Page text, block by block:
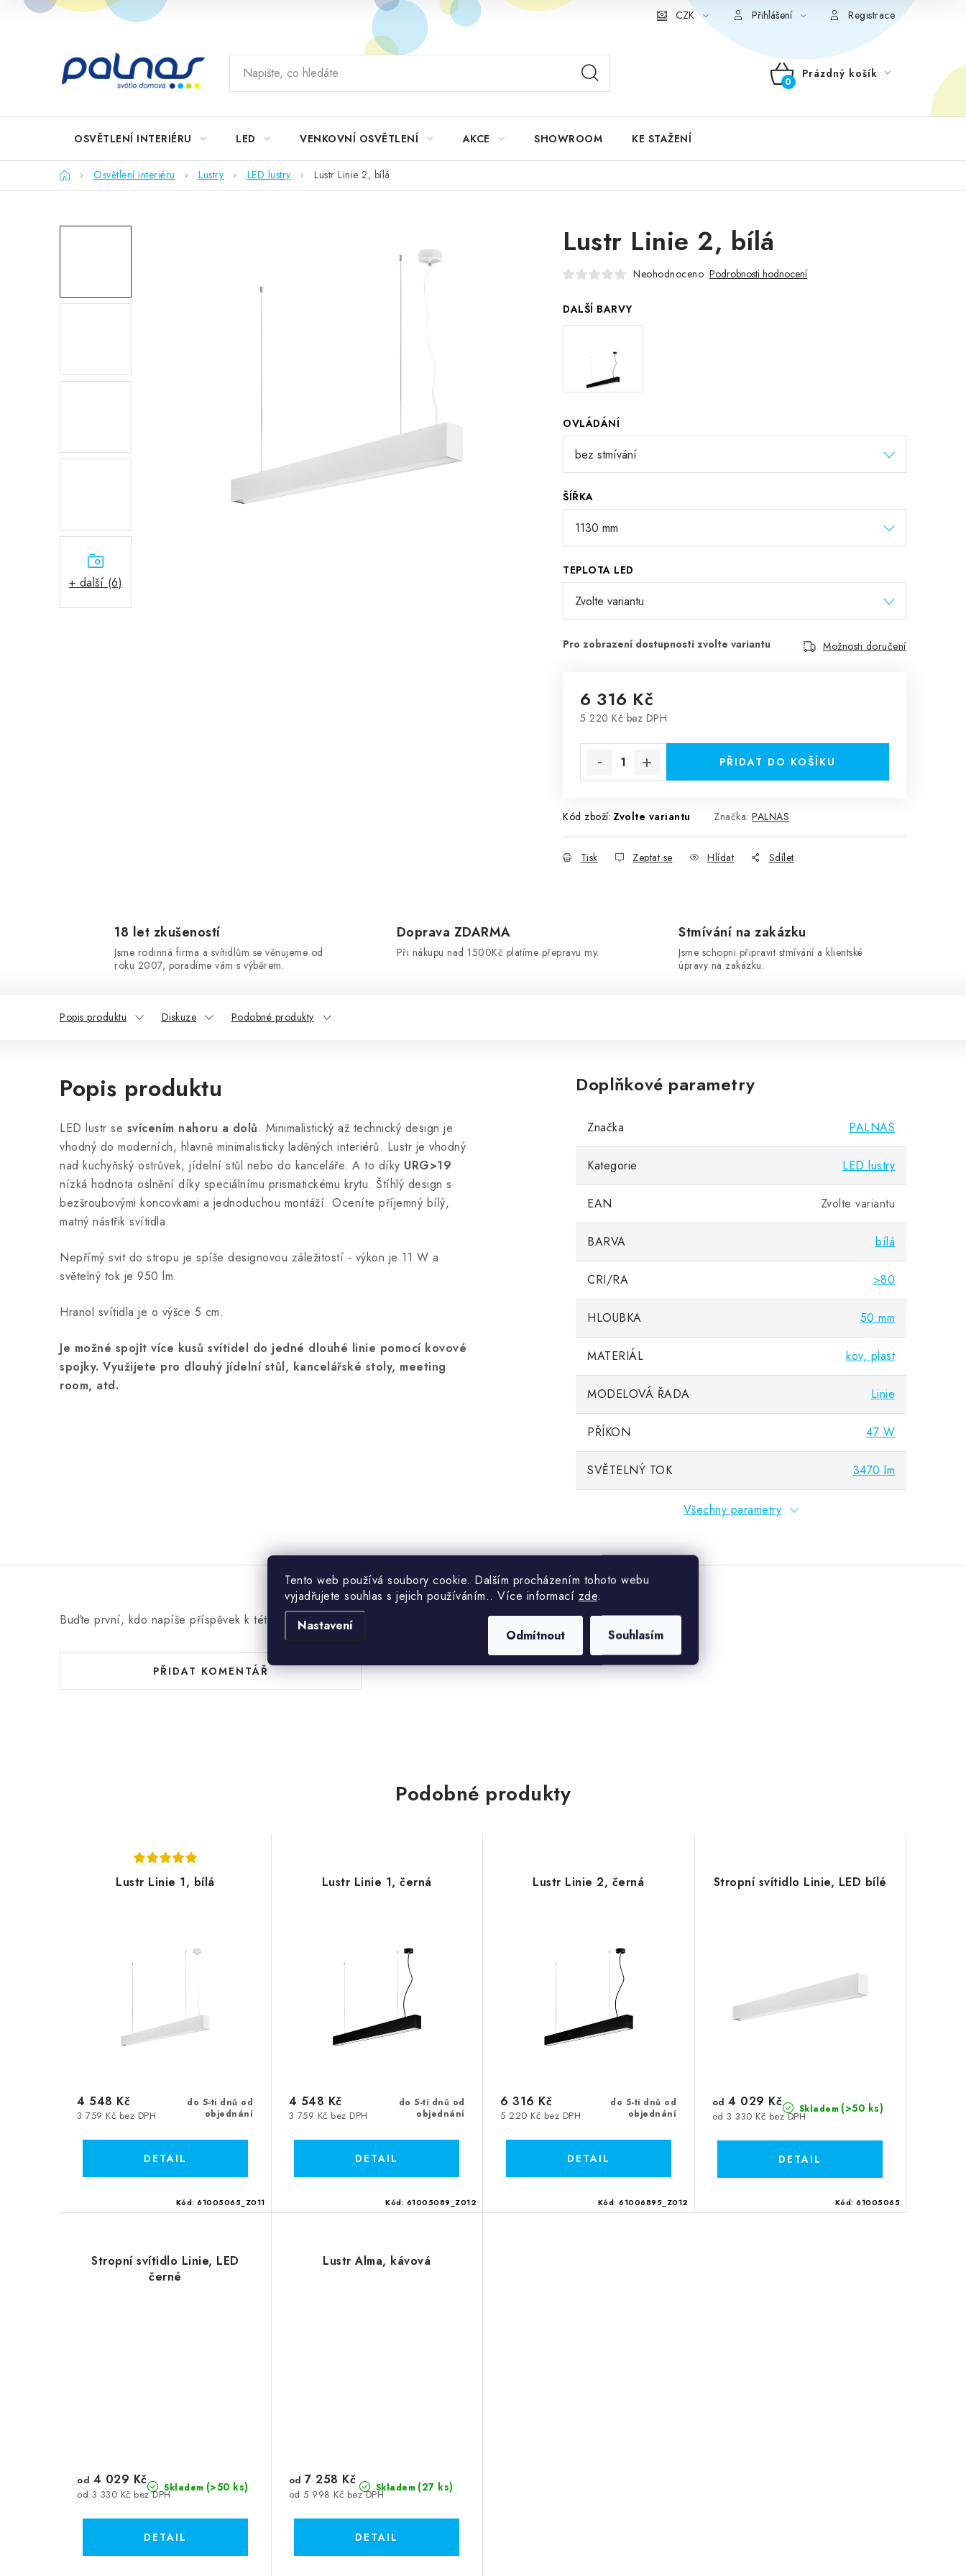
Tento web používá soubory cookie. Dalším procházením tohoto webu
vyjadřujete souhlas s jejich používáním.. Více informací zde.
Nastavení
Odmítnout Souhlasím
Přejít
CZK Přihlášení Registrace
NÁKUPNÍ
Prázdný košík
OSVĚTLENÍ INTERIÉRU LED VENKOVNÍ OSVĚTLENÍ AKCE SHOWROOM KE STAŽENÍ
DomůOsvětlení interiéru Lustry LED lustry Lustr Linie 2, bílá
+ další (6)
Lustr Linie 2, bílá
Neohodnoceno Podrobnosti hodnocení
DALŠÍ BARVY
OVLÁDÁNÍ
ŠÍŘKA
TEPLOTA LED
Možnosti doručení
6 316 Kč
5 220 Kč bez DPH
PŘIDAT DO KOŠÍKU
Kód zboží: Zvolte variantu Značka: PALNAS
Tisk Zeptat se Hlídat Sdílet
18 let zkušeností
Jsme rodinná firma a svítidlům se věnujeme od
roku 2007, poradíme vám s výběrem.
Doprava ZDARMA
Při nákupu nad 1500Kč platíme přepravu my.
Stmívání na zakázku
Jsme schopni připravit stmívání a klientské
úpravy na zakázku.
Popis produktu Diskuze Podobné produkty
Popis produktu
LED lustr se svícením nahoru a dolů. Minimalistický až technický design je
vhodný do moderních, hlavně minimalisticky laděných interiérů. Lustr je vhodný
nad kuchyňský ostrůvek, jídelní stůl nebo do kanceláře. A to díky URG>19
nízká hodnota oslnění díky speciálnímu prismatickému krytu. Štíhlý design s
bezšroubovými koncovkami a jednoduchou montáží. Oceníte příjemný bílý,
matný nástřik svítidla.
Nepřímý svit do stropu je spíše designovou záležitostí - výkon je 11 W a
světelný tok je 950 lm.
Hranol svítidla je o výšce 5 cm.
Je možné spojit více kusů svítidel do jedné dlouhé linie pomocí kovové
spojky. Využijete pro dlouhý jídelní stůl, kancelářské stoly, meeting
room, atd.
Doplňkové parametry
Značka PALNAS
Kategorie LED lustry
EAN Zvolte variantu
BARVA bílá
CRI/RA >80
HLOUBKA 50 mm
MATERIÁL kov, plast
MODELOVÁ ŘADA Linie
PŘÍKON 47 W
SVĚTELNÝ TOK 3470 lm
Všechny parametry
Buďte první, kdo napíše příspěvek k této položce.
PŘIDAT KOMENTÁŘ
Podobné produkty
Lustr Linie 1, bílá
do 5-ti dnů od
objednání
3 759 Kč bez DPH
4 548 Kč
Kód: 61005065_Z011
Lustr Linie 1, černá
do 5-ti dnů od
objednání
3 759 Kč bez DPH
4 548 Kč
Kód: 61005089_Z012
Lustr Linie 2, černá
do 5-ti dnů od
objednání
5 220 Kč bez DPH
6 316 Kč
Kód: 61006895_Z012
Stropní svítidlo Linie, LED bílé
Skladem (>50 ks)
od 3 330 Kč bez DPH
od 4 029 Kč
Kód: 61005065
Stropní svítidlo Linie, LED
černé
Skladem (>50 ks)
od 3 330 Kč bez DPH
od 4 029 Kč
Lustr Alma, kávová
Skladem (27 ks)
od 5 998 Kč bez DPH
od 7 258 Kč